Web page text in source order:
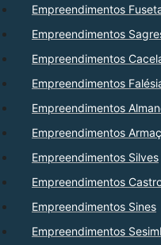
Empreendimentos
Empreendimentos
Empreendimentos
Empreendimentos
Empreendimentos
Empreendimentos
Empreendimentos Silves
Empreendimentos
Empreendimentos Sines
Empreendimentos